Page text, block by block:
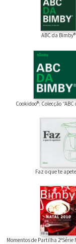
ABC da Bimby®
Cookidoo®: Colecção
Faz o que te
Momentos de Partilha 2ªSérie